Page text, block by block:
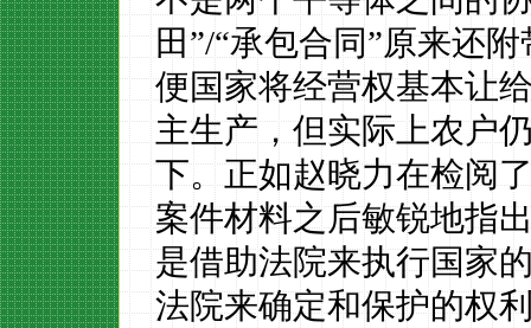
田”/“承包合同”原来还
便国家将经营权基本让
主生产，但实际上农户
下。正如赵晓力在检阅
案件材料之后敏锐地指
是借助法院来执行国家
法院来确定和保护的权